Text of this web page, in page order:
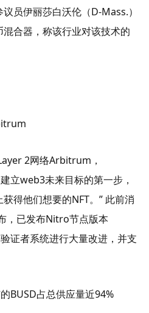
员伊丽莎白沃伦（D-Mass.）
合器，称该行业对该技术的
2网络Arbitrum，
立web3未来目标的第一步，
得他们想要的NFT。” 此前消
，已发布Nitro节点版本
证者系统进行大量改进，并支
BUSD占总供应量近94%